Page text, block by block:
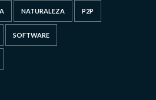
NATURALEZA P2P
SOFTWARE